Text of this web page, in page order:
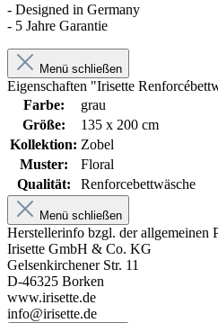
- Designed in Germany
- 5 Jahre Garantie
Menü schließen
Eigenschaften "Irisette
Farbe:
grau
Größe:
135 x 200 cm
Kollektion: Zobel
Muster:
Floral
Qualität:
Renforcebettwäsche
Menü schließen
Herstellerinfo bzgl. der allgemeinen
Irisette GmbH & Co. KG
Gelsenkirchener Str. 11
D-46325 Borken
www.irisette.de
info@irisette.de